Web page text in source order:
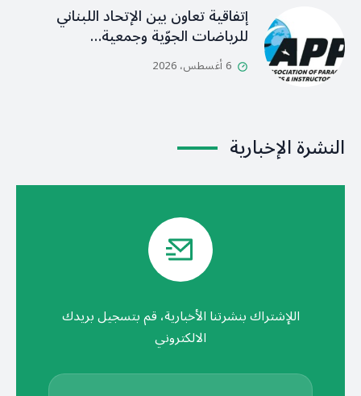
إتفاقية تعاون بين الإتحاد اللبناني
للرياضات الجوّية وجمعية…
6 أغسطس، 2026
النشرة الإخبارية
اللإشتراك بنشرتنا الأخبارية، قم بتسجيل بريدك
الالكتروني